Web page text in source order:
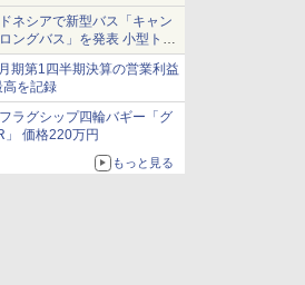
ネシアで新型バス「キャン
ングバス」を発表 小型トラ
旅客輸送向けバス
期第1四半期決算の営業利益
を記録
ラグシップ四輪バギー「グ
」 価格220万円
もっと見る